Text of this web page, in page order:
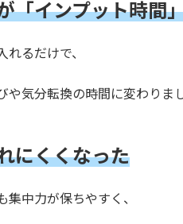
「インプット時間
れるだけで、
や気分転換の時間に変わりまし
にくくなった
集中力が保ちやすく、